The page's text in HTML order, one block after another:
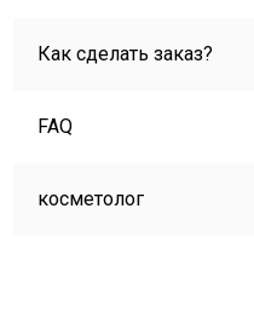
Как сделать заказ?
FAQ
косметолог